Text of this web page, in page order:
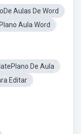
Aulas De Word
Aula Word
De Aula
Editar